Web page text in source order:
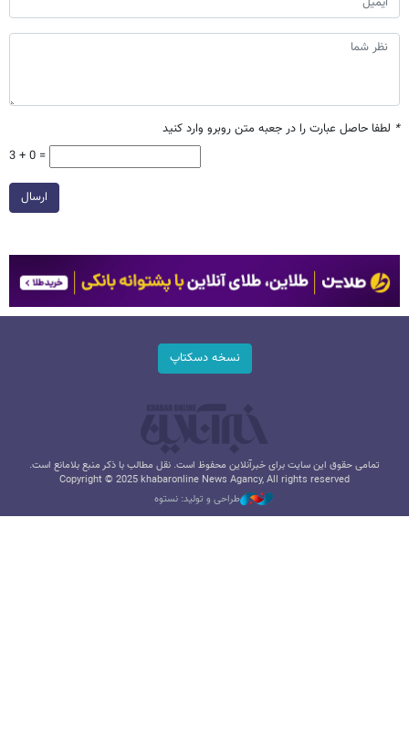
* لطفا حاصل عبارت را در جعبه متن روبرو وارد کنید
3 + 0 =
ارسال
نسخه دسکتاپ
تمامی حقوق این سایت برای خبرآنلاین محفوظ است. نقل مطالب با ذکر منبع بلامانع است.
Copyright © 2025 khabaronline News Agancy, All rights reserved
طراحی و تولید: نستوه